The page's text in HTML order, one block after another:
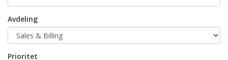
Avdeling
Prioritet